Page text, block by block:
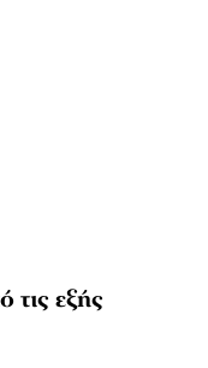
εξής